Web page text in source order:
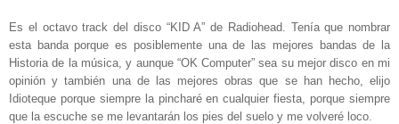
Es el octavo track del disco “KID A” de Radiohead. Tenía que nombrar
esta banda porque es posiblemente una de las mejores bandas de la
Historia de la música, y aunque “OK Computer” sea su mejor disco en mi
opinión y también una de las mejores obras que se han hecho, elijo
Idioteque porque siempre la pincharé en cualquier fiesta, porque siempre
que la escuche se me levantarán los pies del suelo y me volveré loco.